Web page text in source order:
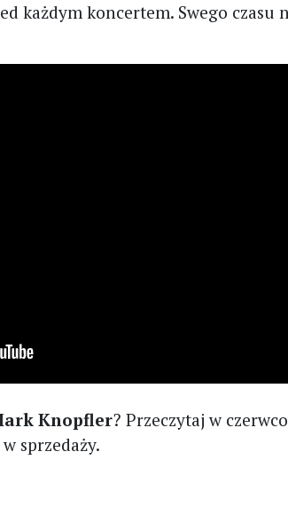
każdym koncertem. Swego czasu
Knopfler? Przeczytaj w
sprzedaży.